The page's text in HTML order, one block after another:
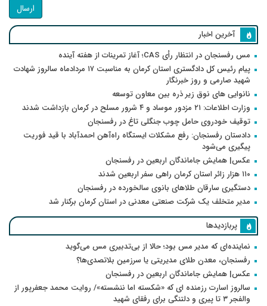
ارسال
آخرین اخبار
مس رفسنجان در انتظار رأی CAS؛ آغاز تمرینات از هفته آینده
پیام رئیس کل دادگستری استان کرمان به مناسبت ۱۷ مردادماه سالروز شهادت
شهید صارمی و روز خبرنگار
نانوایی های نوق زیر ذره بین معاون توسعه
وزارت اطلاعات: ۲۱ مزدور موساد و ۴ شرور مسلح در کرمان بازداشت شدند
توقیف خودروی حامل چوب جنگلی تاغ در رفسنجان
دادستان رفسنجان: رفع مشکلات ایستگاه راه‌آهن احمدآباد با قید فوریت
پیگیری می‌شود
عکس| همایش جاماندگان اربعین در رفسنجان
۱۱۰ هزار زائر استان کرمان راهی سفر اربعین شدند
دستگیری سارقان طلاهای بانوی سالخورده در رفسنجان
مدیر متخلف یک شرکت صنعتی معدنی در استان کرمان برکنار شد
پربازدیدها
نماینده‌ای که مدیر مس بود؛ حالا از بی‌تدبیری مس می‌گوید
رفسنجان، معدن طلای مدیریتی یا سرزمین بلاتصدی‌ها؟
عکس| همایش جاماندگان اربعین در رفسنجان
سالروز اسارت رزمنده ای که «شکسته اما ننشسته»/ روایت محمد جعفرپور از
والفجر ۳ تا پیری و دلتنگی برای رفقای شهید